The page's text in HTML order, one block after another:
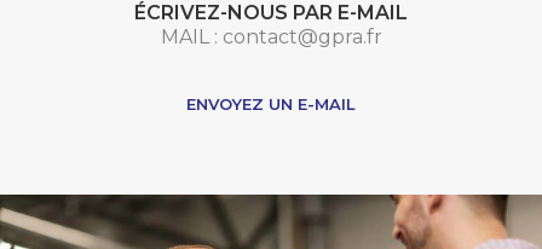
ÉCRIVEZ-NOUS PAR E-MAIL
MAIL : contact@gpra.fr
ENVOYEZ UN E-MAIL